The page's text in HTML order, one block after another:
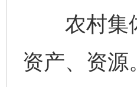
农村集体
资产、资源